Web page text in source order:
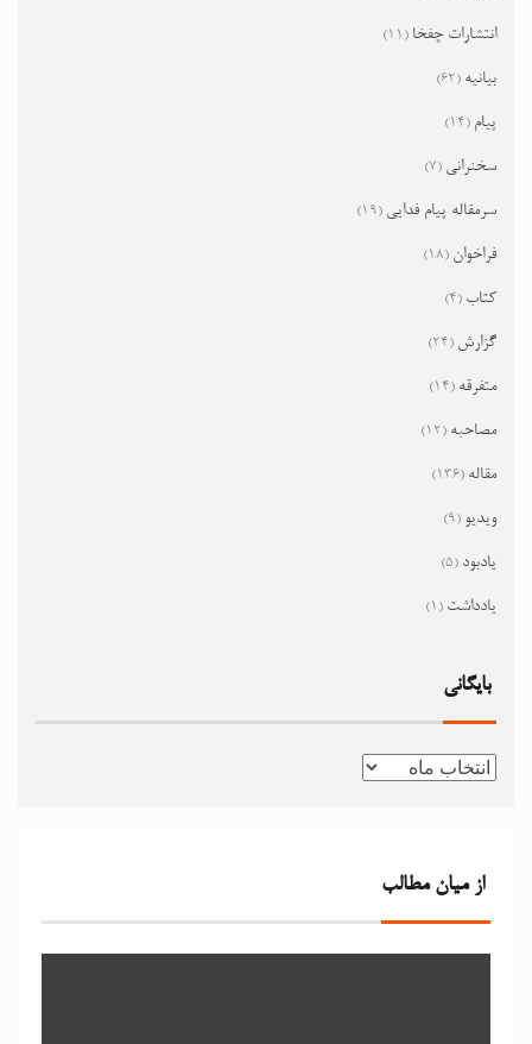
انتشارات چفخا (11)
بیانیه (62)
پیام (14)
سخنرانی (7)
سرمقاله پیام فدایی (19)
فراخوان (18)
کتاب (4)
گزارش (24)
متفرقه (14)
مصاحبه (12)
مقاله (136)
ویدیو (9)
یادبود (5)
یادداشت (1)
بایگانی
از میان مطالب